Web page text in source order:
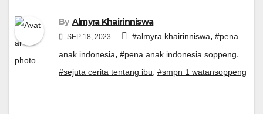
By Almyra Khairinniswa
SEP 18, 2023 #almyra khairinniswa, #pena
anak indonesia, #pena anak indonesia soppeng,
#sejuta cerita tentang ibu, #smpn 1 watansoppeng